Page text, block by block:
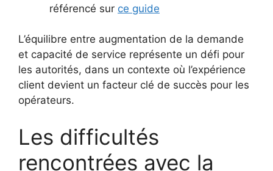
référencé sur ce guide
L’équilibre entre augmentation de la demande
et capacité de service représente un défi pour
les autorités, dans un contexte où l’expérience
client devient un facteur clé de succès pour les
opérateurs.
Les difficultés
rencontrées avec la